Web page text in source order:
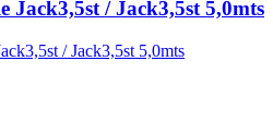
Jack3,5st / Jack3,5st 5,0mts